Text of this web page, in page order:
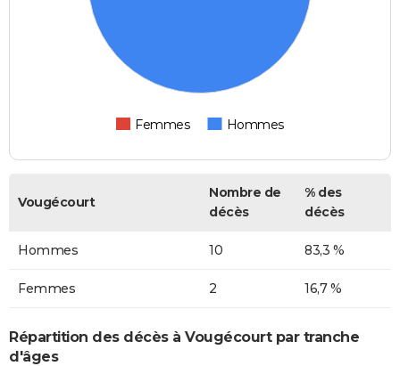
Femmes Hommes
Vougécourt
Nombre de
décès
% des
décès
Hommes 10 83,3 %
Femmes 2 16,7 %
Répartition des décès à Vougécourt par tranche
d'âges